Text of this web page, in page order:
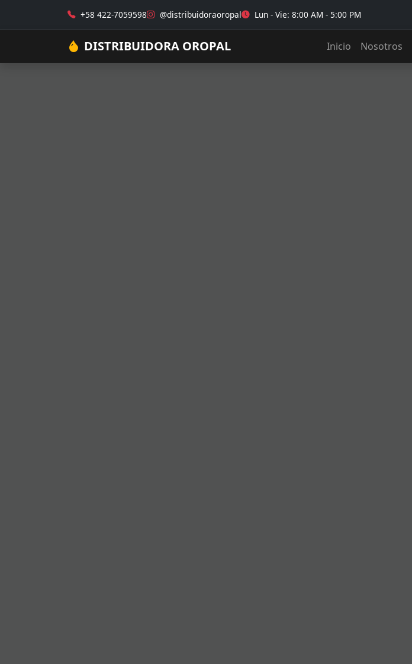
+58 422-7059598 @distribuidoraoropal Lun - Vie: 8:00 AM - 5:00 PM
DISTRIBUIDORA OROPAL Inicio Nosotros